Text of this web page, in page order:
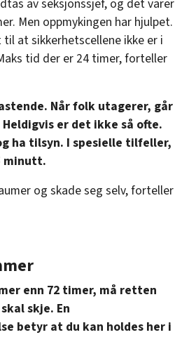
annonser og utarbeide
om hvordan du bruker
egne samarbeidspartnere
Disse er angitt i
av seksjonssjef, og det varer
Men oppmykingen har hjulpet.
at sikkerhetscellene ikke er i
tid der er 24 timer, forteller
Når folk utagerer, går
er det ikke så ofte.
ha tilsyn. I spesielle tilfeller,
minutt.
og skade seg selv, forteller
enn 72 timer, må retten
skje. En
betyr at du kan holdes her i